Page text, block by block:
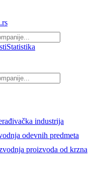
Statistika
industrija
odevnih predmeta
proizvoda od krzna